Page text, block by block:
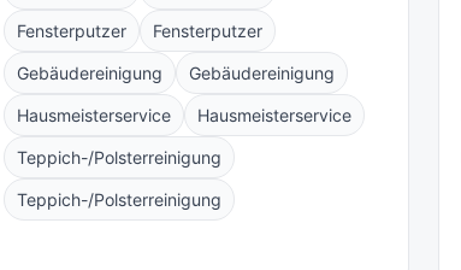
Fensterputzer Fensterputzer
Gebäudereinigung Gebäudereinigung
Hausmeisterservice Hausmeisterservice
Teppich-/Polsterreinigung
Teppich-/Polsterreinigung